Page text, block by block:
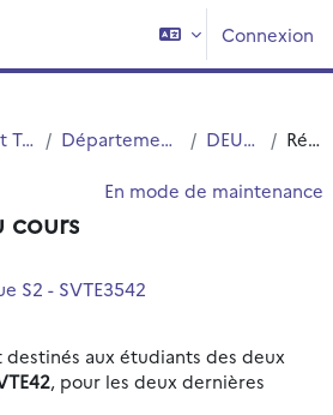
Connexion
Faculté des Sciences et Technologies (FST) Département Physique DEUST MIR Résumé
En mode de maintenance
cours
S2 - SVTE3542
aux étudiants des deux
, pour les deux dernières